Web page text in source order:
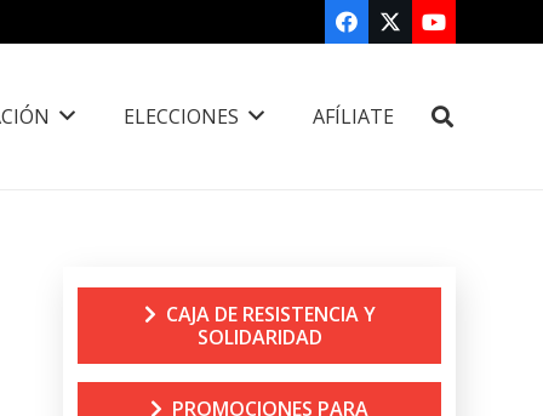
ELECCIONES AFÍLIATE
CAJA DE RESISTENCIA Y
SOLIDARIDAD
PROMOCIONES PARA